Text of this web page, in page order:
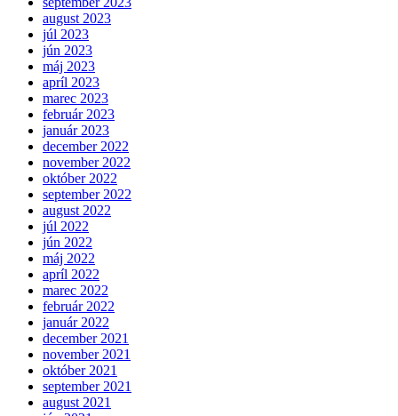
august 2023
júl 2023
jún 2023
máj 2023
apríl 2023
marec 2023
február 2023
január 2023
december 2022
november 2022
október 2022
september 2022
august 2022
júl 2022
jún 2022
máj 2022
apríl 2022
marec 2022
február 2022
január 2022
december 2021
november 2021
október 2021
september 2021
august 2021